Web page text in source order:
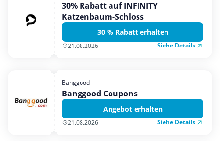
30% Rabatt auf INFINITY
Katzenbaum-Schloss
30 % Rabatt erhalten
21.08.2026 Siehe Details
Banggood
Banggood Coupons
Angebot erhalten
21.08.2026 Siehe Details